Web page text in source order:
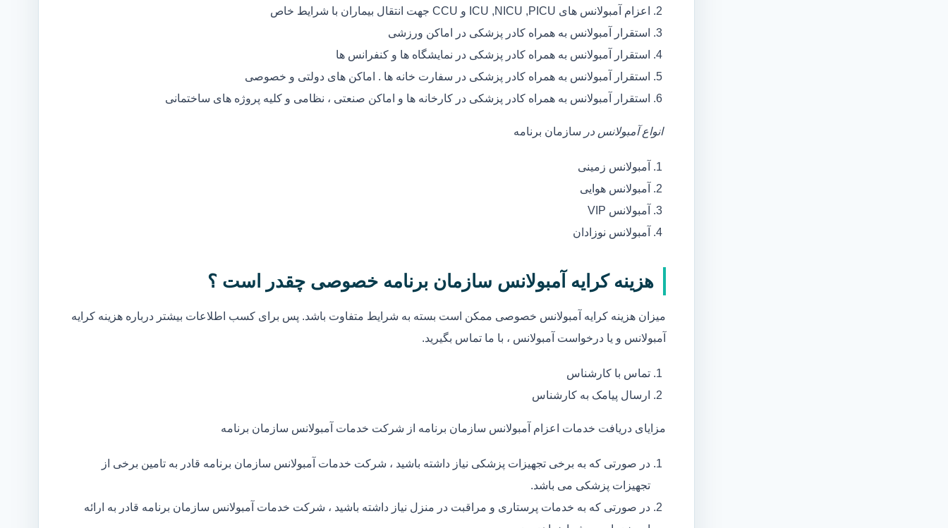
اعزام آمبولانس های ICU ,NICU ,PICU و CCU جهت انتقال بیماران با شرایط خاص
استقرار آمبولانس به همراه کادر پزشکی در اماکن ورزشی
استقرار آمبولانس به همراه کادر پزشکی در نمایشگاه ها و کنفرانس ها
استقرار آمبولانس به همراه کادر پزشکی در سفارت خانه ها . اماکن های دولتی و خصوصی
استقرار آمبولانس به همراه کادر پزشکی در کارخانه ها و اماکن صنعتی ، نظامی و کلیه پروژه های ساختمانی
انواع آمبولانس در سازمان برنامه
آمبولانس زمینی
آمبولانس هوایی
آمبولانس VIP
آمبولانس نوزادان
هزینه کرایه آمبولانس سازمان برنامه خصوصی چقدر است ؟
میزان هزینه کرایه آمبولانس خصوصی ممکن است بسته به شرایط متفاوت باشد. پس برای کسب اطلاعات بیشتر درباره هزینه کرایه
آمبولانس و یا درخواست آمبولانس ، با ما تماس بگیرید.
تماس با کارشناس
ارسال پیامک به کارشناس
مزایای دریافت خدمات اعزام آمبولانس سازمان برنامه از شرکت خدمات آمبولانس سازمان برنامه
در صورتی که به برخی تجهیزات پزشکی نیاز داشته باشید ، شرکت خدمات آمبولانس سازمان برنامه قادر به تامین برخی از
تجهیزات پزشکی می باشد.
در صورتی که به خدمات پرستاری و مراقبت در منزل نیاز داشته باشید ، شرکت خدمات آمبولانس سازمان برنامه قادر به ارائه